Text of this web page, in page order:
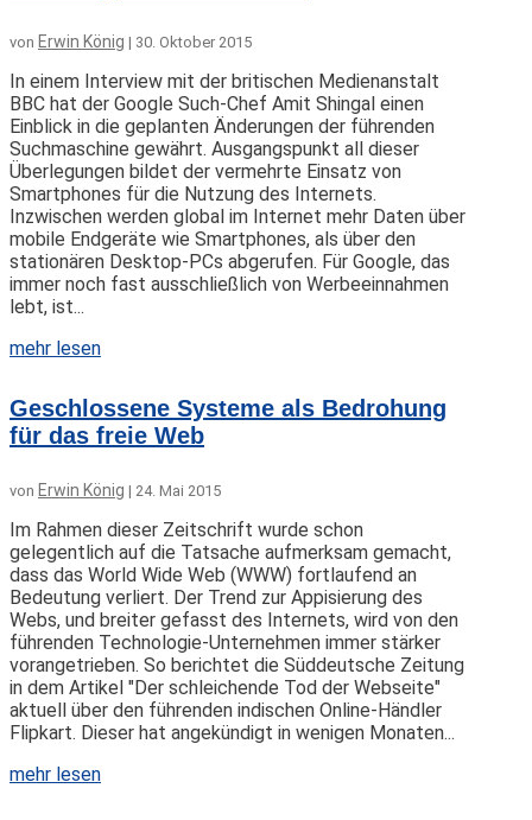
von Erwin König | 30. Oktober 2015
In einem Interview mit der britischen Medienanstalt
BBC hat der Google Such-Chef Amit Shingal einen
Einblick in die geplanten Änderungen der führenden
Suchmaschine gewährt. Ausgangspunkt all dieser
Überlegungen bildet der vermehrte Einsatz von
Smartphones für die Nutzung des Internets.
Inzwischen werden global im Internet mehr Daten über
mobile Endgeräte wie Smartphones, als über den
stationären Desktop-PCs abgerufen. Für Google, das
immer noch fast ausschließlich von Werbeeinnahmen
lebt, ist...
mehr lesen
Geschlossene Systeme als Bedrohung
für das freie Web
von Erwin König | 24. Mai 2015
Im Rahmen dieser Zeitschrift wurde schon
gelegentlich auf die Tatsache aufmerksam gemacht,
dass das World Wide Web (WWW) fortlaufend an
Bedeutung verliert. Der Trend zur Appisierung des
Webs, und breiter gefasst des Internets, wird von den
führenden Technologie-Unternehmen immer stärker
vorangetrieben. So berichtet die Süddeutsche Zeitung
in dem Artikel "Der schleichende Tod der Webseite"
aktuell über den führenden indischen Online-Händler
Flipkart. Dieser hat angekündigt in wenigen Monaten...
mehr lesen